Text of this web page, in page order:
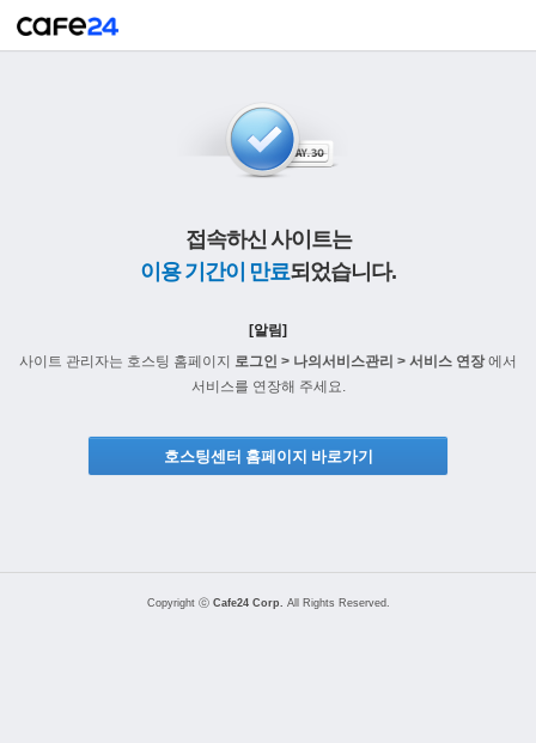
접속하신 사이트는
이용 기간이 만료되었습니다.
[알림]
사이트 관리자는 호스팅 홈페이지 로그인 > 나의서비스관리 > 서비스 연장에서
서비스를 연장해 주세요.
호스팅센터 홈페이지 바로가기
Copyright ⓒ Cafe24 Corp. All Rights Reserved.